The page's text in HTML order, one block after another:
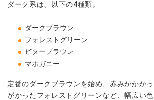
ダーク系は、以下の4種類。
ダークブラウン
フォレストグリーン
ビターブラウン
マホガニー
定番のダークブラウンを始め、赤みがかか
がかったフォレストグリーンなど、幅広い